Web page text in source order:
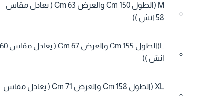
M (الطول 150 Cm والعرض 63 Cm ( يعادل مقاس
L(الطول 155 Cm والعرض 67 Cm ( يعادل مقاس 60
انش ))
XL (الطول 158 Cm والعرض 71 Cm ( يعادل مقاس